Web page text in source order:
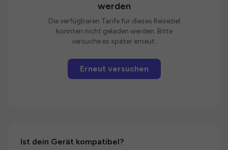
werden
Die verfügbaren Tarife für dieses Reiseziel
konnten nicht geladen werden. Bitte
versuche es später erneut.
Erneut versuchen
Ist dein Gerät kompatibel?